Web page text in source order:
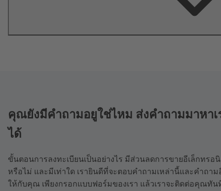
คุณยังมีคำถามอยูใช่ไหม ส่งคำถามมาหาเ
ได้
ขั้นตอนการลงทะเบียนเป็นอย่างไร มีส่วนลดการขายอีเล็กทรอ
หรือไม่ และมีเท่าใด เรายินดีที่จะตอบคำถามเหล่านี้และคำถาม
ให้กับคุณ เพียงกรอกแบบฟอร์มของเรา แล้วเราจะติดต่อคุณทัน